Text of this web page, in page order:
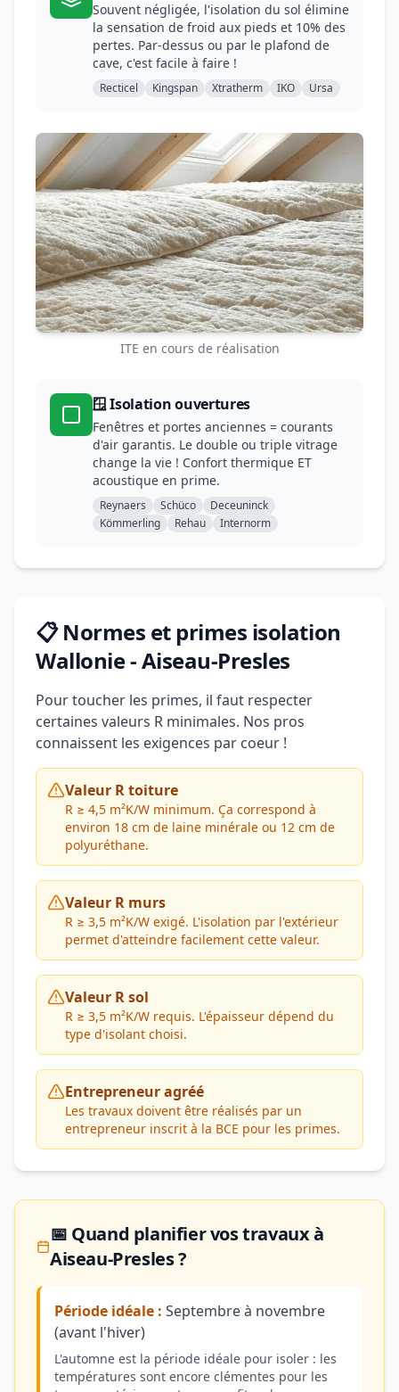
Souvent négligée, l'isolation du sol élimine
la sensation de froid aux pieds et 10% des
pertes. Par-dessus ou par le plafond de
cave, c'est facile à faire !
Recticel Kingspan Xtratherm IKO Ursa
ITE en cours de réalisation
🪟 Isolation ouvertures
Fenêtres et portes anciennes = courants
d'air garantis. Le double ou triple vitrage
change la vie ! Confort thermique ET
acoustique en prime.
Reynaers Schüco
Deceuninck
Kömmerling
Rehau Internorm
📋 Normes et primes isolation
Wallonie - Aiseau-Presles
Pour toucher les primes, il faut respecter
certaines valeurs R minimales. Nos pros
connaissent les exigences par coeur !
Valeur R toiture
R ≥ 4,5 m²K/W minimum. Ça correspond à
environ 18 cm de laine minérale ou 12 cm de
polyuréthane.
Valeur R murs
R ≥ 3,5 m²K/W exigé. L'isolation par l'extérieur
permet d'atteindre facilement cette valeur.
Valeur R sol
R ≥ 3,5 m²K/W requis. L'épaisseur dépend du
type d'isolant choisi.
Entrepreneur agréé
Les travaux doivent être réalisés par un
entrepreneur inscrit à la BCE pour les primes.
📅 Quand planifier vos travaux à
Aiseau-Presles ?
Période idéale : Septembre à novembre
(avant l'hiver)
L'automne est la période idéale pour isoler : les
températures sont encore clémentes pour les